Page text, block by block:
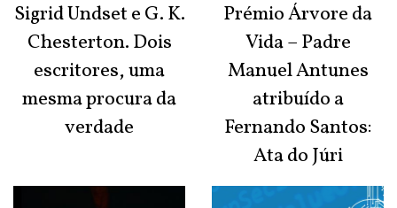
Sigrid Undset e G. K.
Chesterton. Dois
escritores, uma
mesma procura da
verdade
Prémio Árvore da
Vida – Padre
Manuel Antunes
atribuído a
Fernando Santos:
Ata do Júri